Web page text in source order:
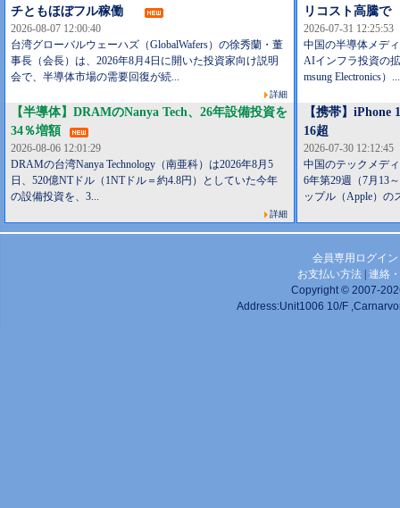
チともほぼフル稼働
2026-08-07 12:00:40
台湾グローバルウェーハズ（GlobalWafers）の徐秀蘭・董
事長（会長）は、2026年8月4日に開いた投資家向け説明
会で、半導体市場の需要回復が続...
詳細
【半導体】DRAMのNanya Tech、26年設備投資を
34％増額
2026-08-06 12:01:29
DRAMの台湾Nanya Technology（南亜科）は2026年8月5
日、520億NTドル（1NTドル＝約4.8円）としていた今年
の設備投資を、3...
詳細
リコスト高騰で
2026-07-31 12:25:53
中国の半導体メデ
AIインフラ投資の
msung Electronics）
【携帯】iPhone
16超
2026-07-30 12:12:45
中国のテックメデ
6年第29週（7月13
ップル（Apple）